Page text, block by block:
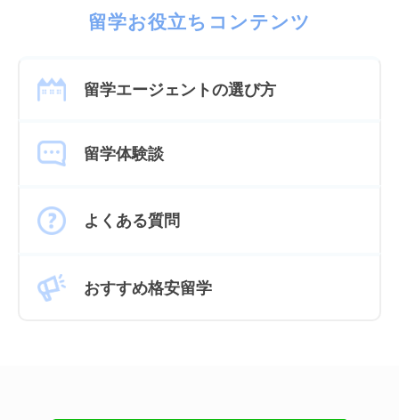
留学お役立ちコンテンツ
留学エージェントの選び方
留学体験談
よくある質問
おすすめ格安留学